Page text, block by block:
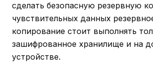
сделать безопасную резервную
чувствительных данных
копирование стоит выполнять
зашифрованное хранилище и на
устройстве.